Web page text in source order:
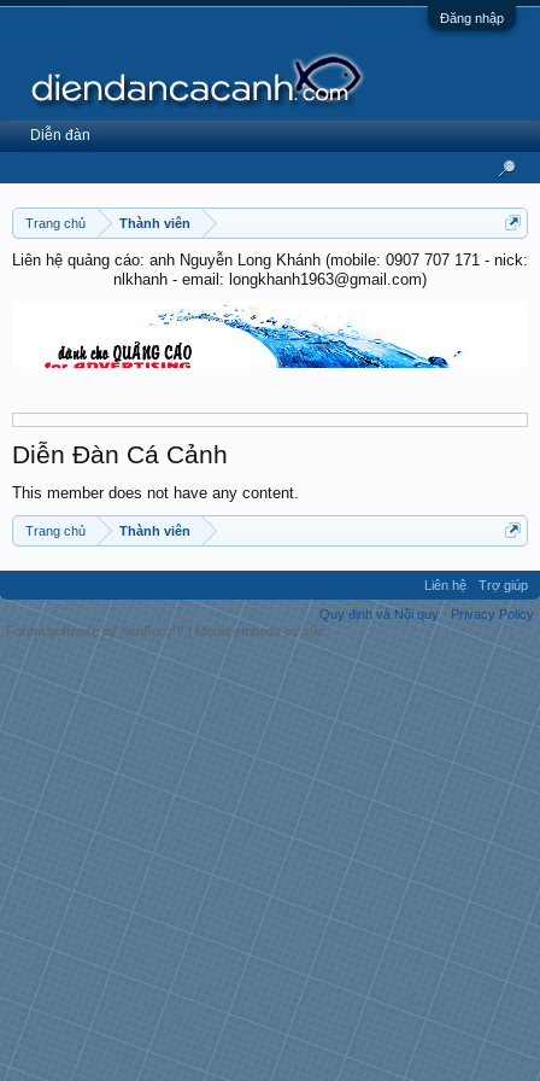
Đăng nhập
Trang chủ Thành viên
Liên hệ quảng cáo: anh Nguyễn Long Khánh (mobile: 0907 707 171 - nick:
nlkhanh - email: longkhanh1963@gmail.com)
Diễn Đàn Cá Cảnh
This member does not have any content.
Trang chủ Thành viên
Diễn đàn
Liên hệ
Trợ giúp
Quy định và Nội quy
Privacy Policy
Forum software by XenForo™ | Media embeds by s9e